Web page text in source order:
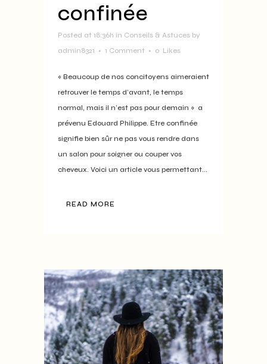
confinée
Posted at 18:36h in Conseils & Astuces by
admin8321
1 Comment 0 Likes
« Beaucoup de nos concitoyens aimeraient
retrouver le temps d’avant, le temps
normal, mais il n’est pas pour demain » a
prévenu Edouard Philippe. Etre confinée
signifie bien sûr ne pas vous rendre dans
un salon pour soigner ou couper vos
cheveux. Voici un article vous permettant...
READ MORE